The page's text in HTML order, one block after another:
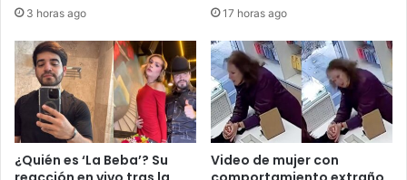
3 horas ago 17 horas ago
¿Quién es ‘La Beba’? Su
Video de mujer con